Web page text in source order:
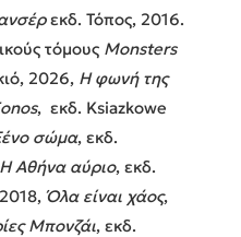
εκδ. Τόπος, 2016.
τόμους Monsters
2026, H φωνή της
, εκδ. Ksiazkowe
σώμα, εκδ.
Η Αθήνα αύριο, εκδ.
Όλα είναι χάος,
Μπονζάι, εκδ.